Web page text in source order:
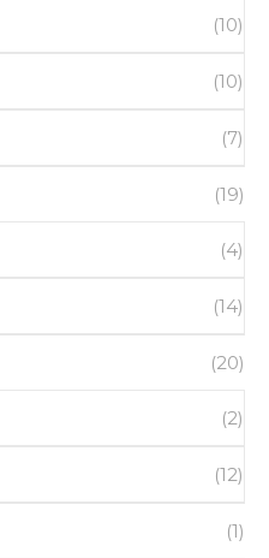
(10)
(10)
(7)
(19)
(4)
(14)
(20)
(2)
(12)
(1)